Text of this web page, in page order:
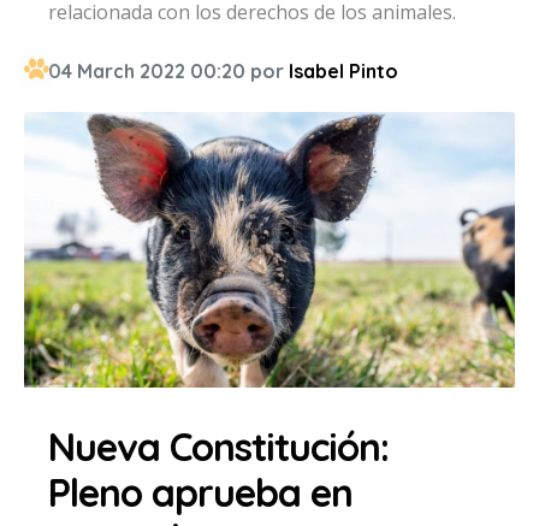
relacionada con los derechos de los animales.
04 March 2022 00:20 por Isabel Pinto
Nueva Constitución:
Pleno aprueba en